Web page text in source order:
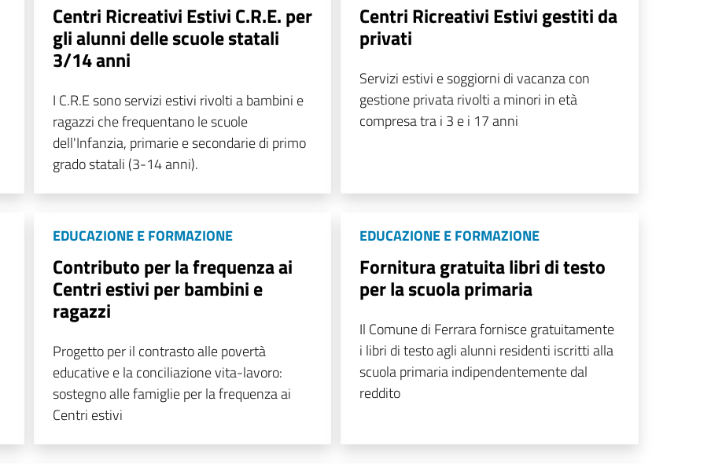
Centri Ricreativi Estivi C.R.E. per
gli alunni delle scuole statali
3/14 anni
I C.R.E sono servizi estivi rivolti a bambini e
ragazzi che frequentano le scuole
dell'Infanzia, primarie e secondarie di primo
grado statali (3-14 anni).
Centri Ricreativi Estivi gestiti da
privati
Servizi estivi e soggiorni di vacanza con
gestione privata rivolti a minori in età
compresa tra i 3 e i 17 anni
EDUCAZIONE E FORMAZIONE
Contributo per la frequenza ai
Centri estivi per bambini e
ragazzi
Progetto per il contrasto alle povertà
educative e la conciliazione vita-lavoro:
sostegno alle famiglie per la frequenza ai
Centri estivi
EDUCAZIONE E FORMAZIONE
Fornitura gratuita libri di testo
per la scuola primaria
Il Comune di Ferrara fornisce gratuitamente
i libri di testo agli alunni residenti iscritti alla
scuola primaria indipendentemente dal
reddito